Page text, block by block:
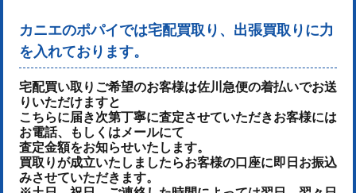
カニエのポパイでは宅配買取り、出張買取りに力
を入れております。
宅配買い取りご希望のお客様は佐川急便の着払いでお送
りいただけますと
こちらに届き次第丁寧に査定させていただきお客様には
お電話、もしくはメールにて
査定金額をお知らせいたします。
買取りが成立いたしましたらお客様の口座に即日お振込
みさせていただきます。